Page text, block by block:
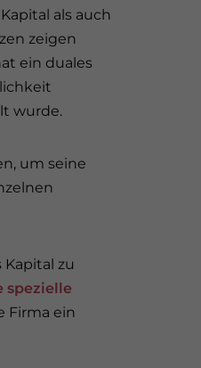
als auch
zeigen
ein duales
wurde.
um seine
zu
spezielle
Firma ein